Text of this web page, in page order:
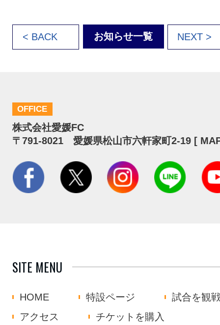
< BACK お知らせ一覧 NEXT >
OFFICE
株式会社愛媛FC
〒791-8021 愛媛県松山市六軒家町2-19 [
SITE MENU
HOME 特設ページ
試合を観
アクセス
チケットを購入